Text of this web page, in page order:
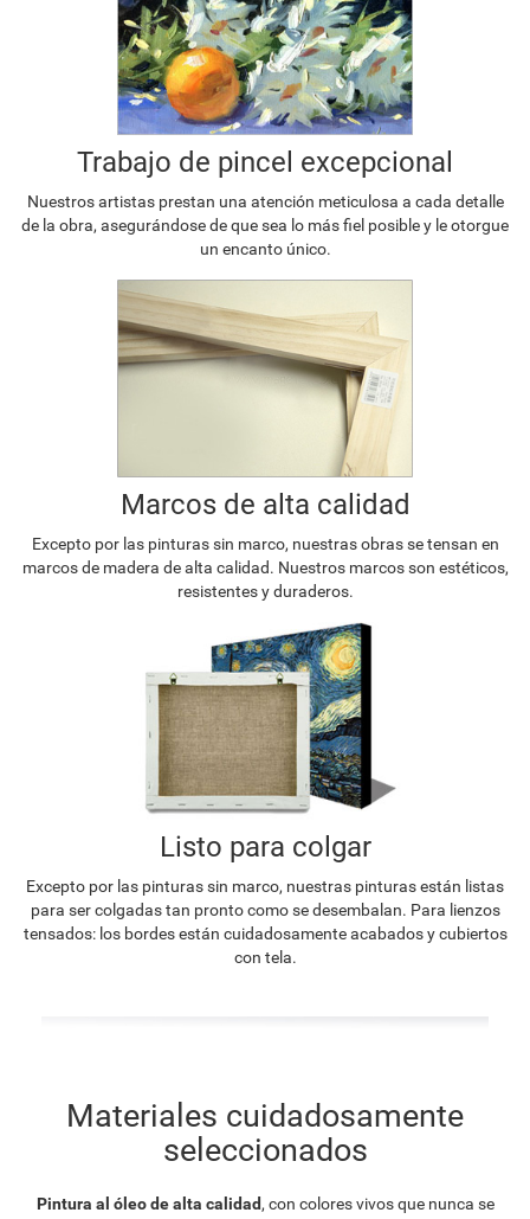
Trabajo de pincel excepcional
Nuestros artistas prestan una atención meticulosa a cada detalle
de la obra, asegurándose de que sea lo más fiel posible y le otorgue
un encanto único.
Marcos de alta calidad
Excepto por las pinturas sin marco, nuestras obras se tensan en
marcos de madera de alta calidad. Nuestros marcos son estéticos,
resistentes y duraderos.
Listo para colgar
Excepto por las pinturas sin marco, nuestras pinturas están listas
para ser colgadas tan pronto como se desembalan. Para lienzos
tensados: los bordes están cuidadosamente acabados y cubiertos
con tela.
Materiales cuidadosamente
seleccionados
Pintura al óleo de alta calidad, con colores vivos que nunca se